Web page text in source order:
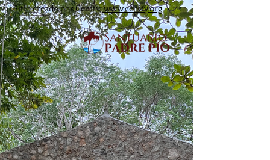
Sitio creado por Cenitywww.cenity.org